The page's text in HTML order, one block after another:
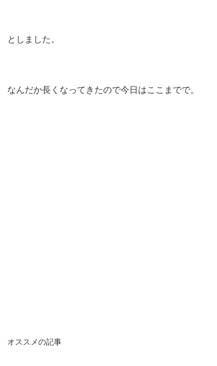
としました。
なんだか長くなってきたので今日はここまでで。
オススメの記事